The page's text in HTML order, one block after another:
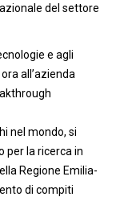
del settore
e agli
all’azienda
nel mondo, si
per la ricerca in
Regione Emilia-
di compiti